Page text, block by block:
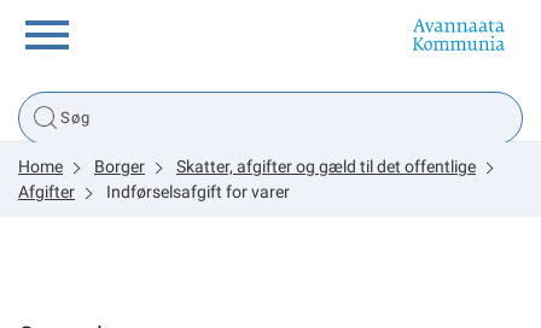
Borger
Erhverv
Home Borger
Skatter, afgifter og gæld til det offentlige
Afgifter
Indførselsafgift for varer